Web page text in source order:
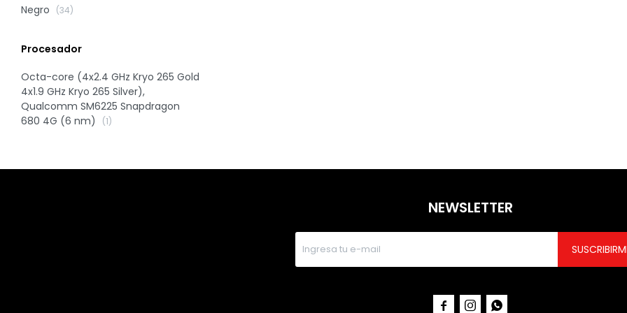
Negro (34)
Procesador
Octa-core (4x2.4 GHz Kryo 265 Gold
4x1.9 GHz Kryo 265 Silver),
Qualcomm SM6225 Snapdragon
680 4G (6 nm)
(1)
NEWSLETTER
  